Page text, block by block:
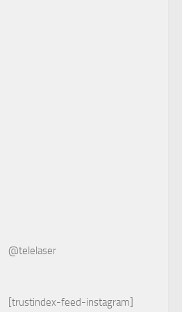
@telelaser
[trustindex-feed-instagram]